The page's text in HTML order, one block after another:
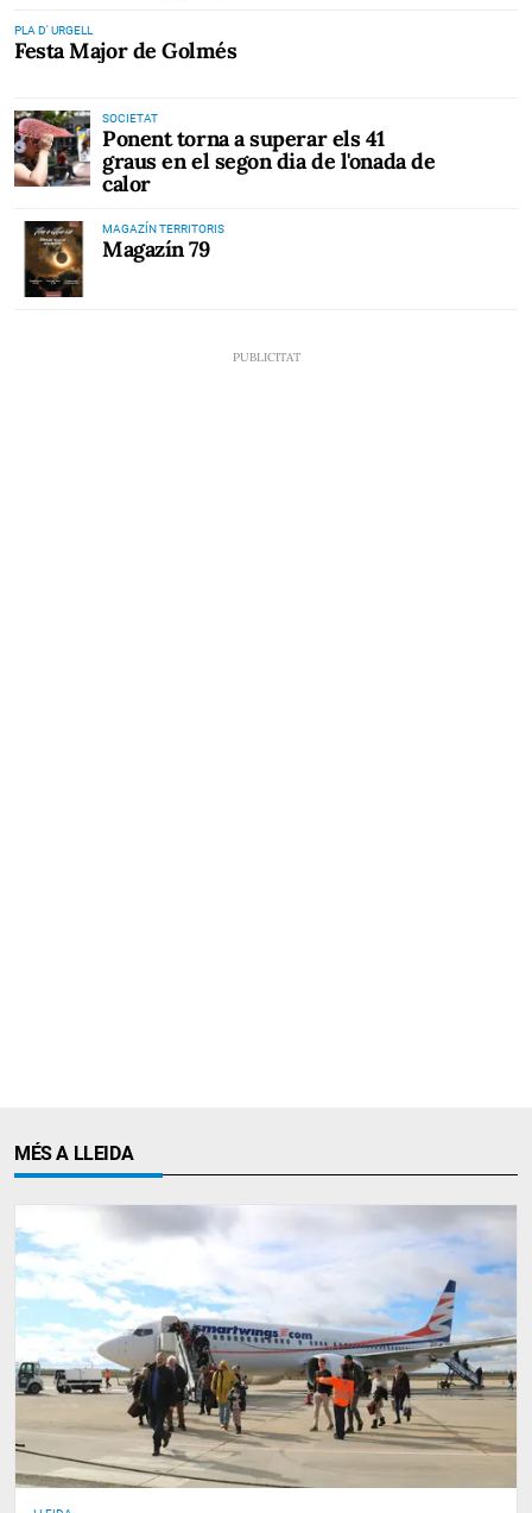
PLA D' URGELL
Festa Major de Golmés
SOCIETAT
Ponent torna a superar els 41
graus en el segon dia de l'onada de
calor
MAGAZÍN TERRITORIS
Magazín 79
MÉS A LLEIDA